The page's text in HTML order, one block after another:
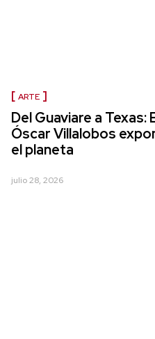
ARTE
Del Guaviare a
Óscar Villalobos
el planeta
julio 28, 2026